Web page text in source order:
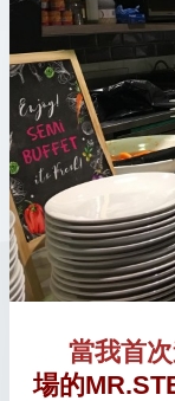
當我首
場的